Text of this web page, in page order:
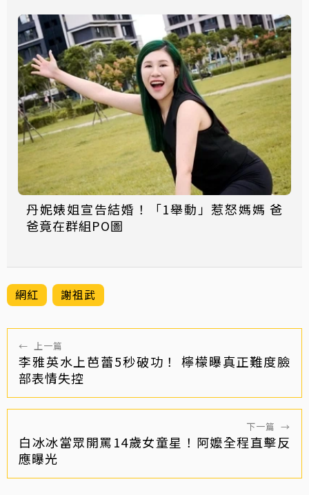
丹妮婊姐宣告結婚！「1舉動」惹怒媽媽 爸
爸竟在群組PO圖
網紅 謝祖武
← 上一篇
李雅英水上芭蕾5秒破功！ 檸檬曝真正難度臉
部表情失控
下一篇 →
白冰冰當眾開罵14歲女童星！阿嬤全程直擊反
應曝光